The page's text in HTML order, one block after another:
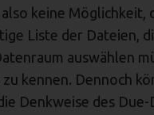
also keine Möglichkeit,
Liste der Dateien,
auswählen
kennen. Dennoch
Denkweise des